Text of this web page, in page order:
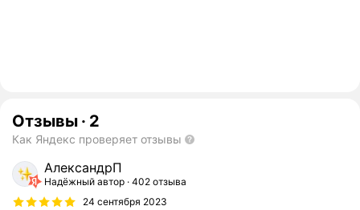
Отзывы · 2
Как Яндекс проверяет отзывы
АлександрП
Надёжный автор 402 отзыва
24 сентября 2023